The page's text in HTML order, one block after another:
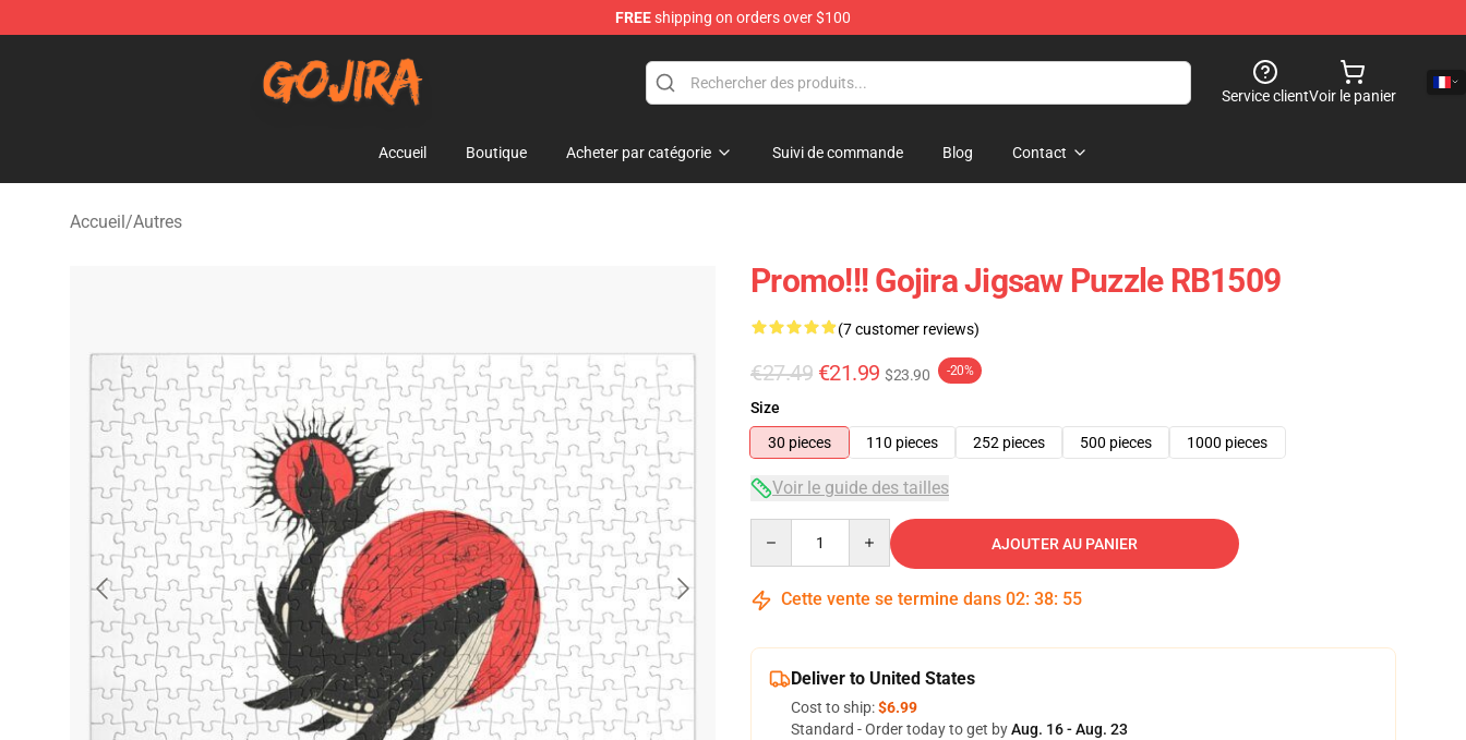
FREEshipping on orders over $100
Service clientVoir le panier
Accueil Boutique Acheter par catégorie Suivi de commande Blog Contact
Accueil/Autres
Promo!!! Gojira Jigsaw Puzzle RB1509
(7 customer reviews)
€27.49 €21.99 $23.90 -20%
Size
30 pieces
110 pieces 252 pieces 500 pieces 1000 pieces
Voir le guide des tailles
AJOUTER AU PANIER
Cette vente se termine dans 02: 38: 54
Deliver to United States
Cost to ship:$6.99
Standard - Order today to get byAug. 16 - Aug. 23